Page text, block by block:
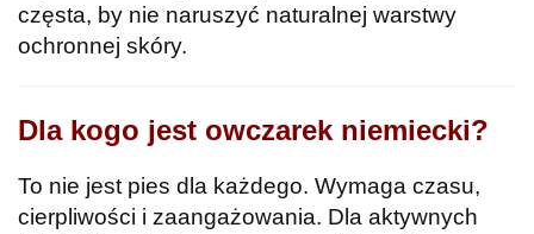
częsta, by nie naruszyć naturalnej warstwy
ochronnej skóry.
Dla kogo jest owczarek niemiecki?
To nie jest pies dla każdego. Wymaga czasu,
cierpliwości i zaangażowania. Dla aktywnych